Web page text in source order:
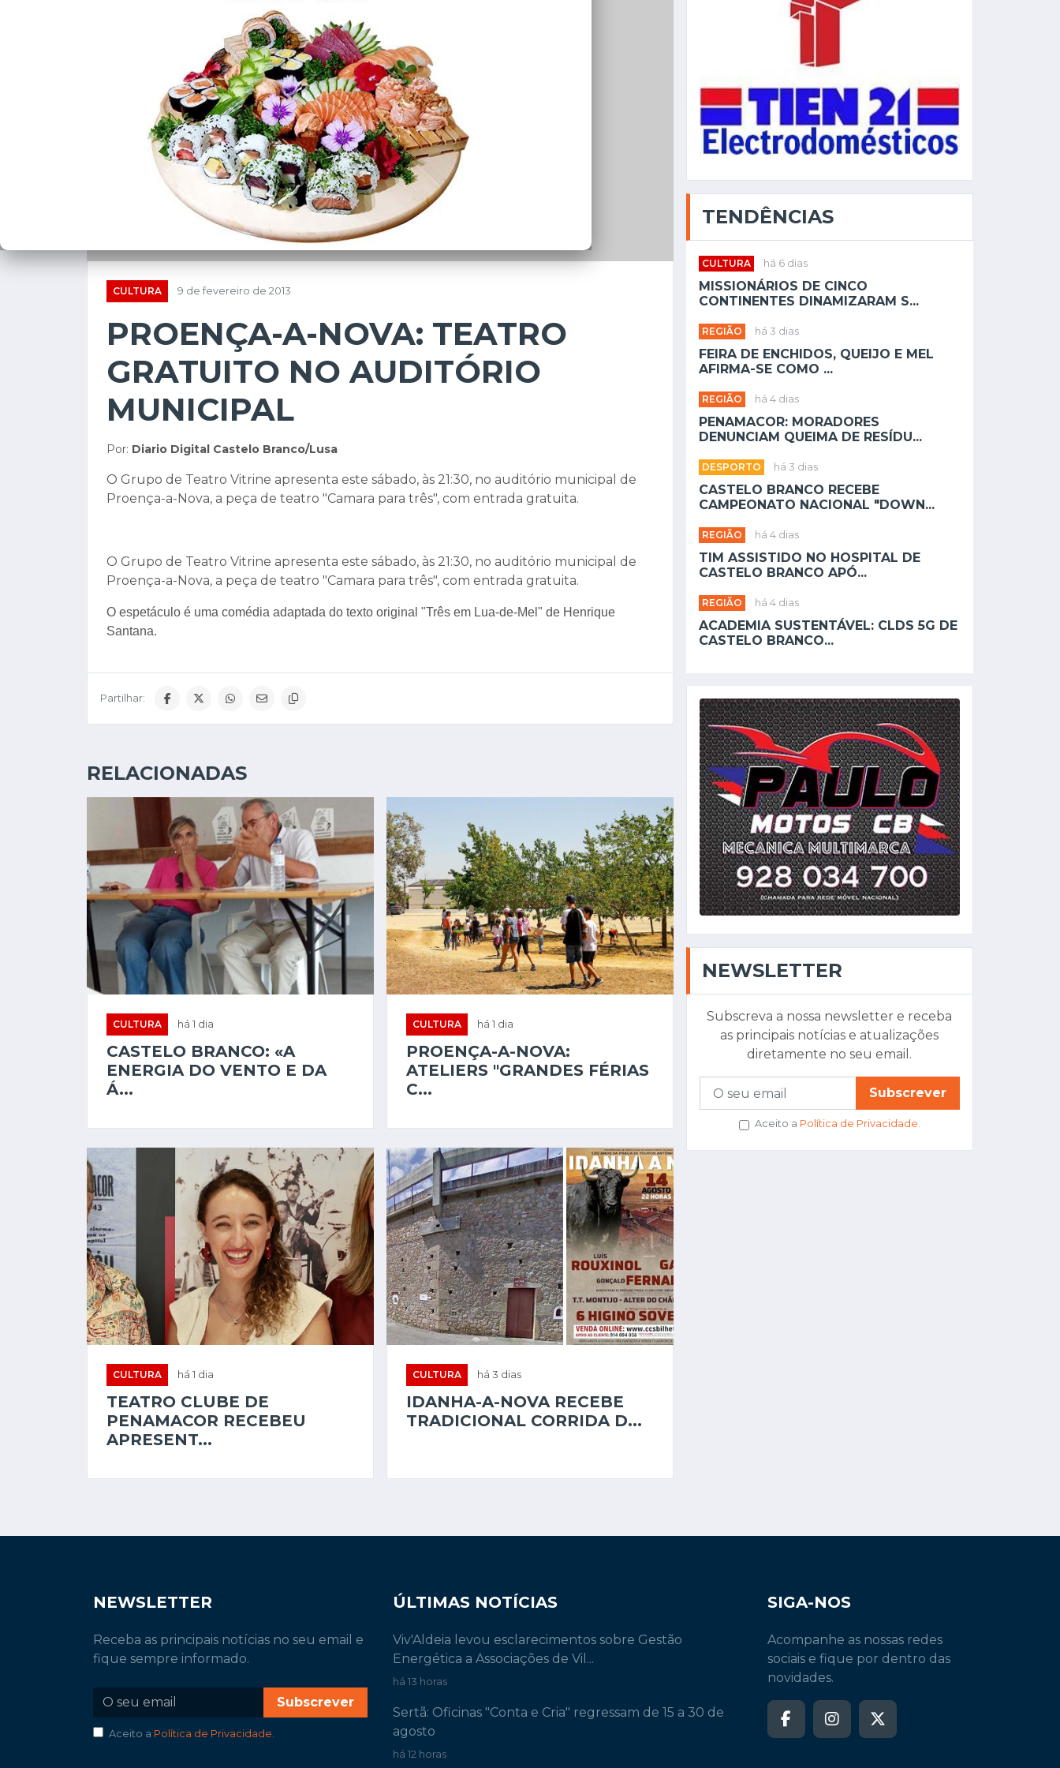
CULTURA 9 de fevereiro de 2013
PROENÇA-A-NOVA: TEATRO
GRATUITO NO AUDITÓRIO
MUNICIPAL
Por: Diario Digital Castelo Branco/Lusa
O Grupo de Teatro Vitrine apresenta este sábado, às 21:30, no auditório municipal de
Proença-a-Nova, a peça de teatro "Camara para três", com entrada gratuita.
O Grupo de Teatro Vitrine apresenta este sábado, às 21:30, no auditório municipal de
Proença-a-Nova, a peça de teatro "Camara para três", com entrada gratuita.
O espetáculo é uma comédia adaptada do texto original "Três em Lua-de-Mel" de Henrique
Santana.
Partilhar:
RELACIONADAS
CULTURA há 1 dia
CASTELO BRANCO: «A
ENERGIA DO VENTO E DA
Á...
CULTURA há 1 dia
PROENÇA-A-NOVA:
ATELIERS "GRANDES FÉRIAS
C...
CULTURA há 1 dia
TEATRO CLUBE DE
PENAMACOR RECEBEU
APRESENT...
CULTURA há 3 dias
IDANHA-A-NOVA RECEBE
TRADICIONAL CORRIDA D...
TENDÊNCIAS
CULTURA há 6 dias
MISSIONÁRIOS DE CINCO
CONTINENTES DINAMIZARAM S...
REGIÃO há 3 dias
FEIRA DE ENCHIDOS, QUEIJO E MEL
AFIRMA-SE COMO ...
REGIÃO há 4 dias
PENAMACOR: MORADORES
DENUNCIAM QUEIMA DE RESÍDU...
DESPORTO há 3 dias
CASTELO BRANCO RECEBE
CAMPEONATO NACIONAL "DOWN...
REGIÃO há 4 dias
TIM ASSISTIDO NO HOSPITAL DE
CASTELO BRANCO APÓ...
REGIÃO há 4 dias
ACADEMIA SUSTENTÁVEL: CLDS 5G DE
CASTELO BRANCO...
NEWSLETTER
Subscreva a nossa newsletter e receba
as principais notícias e atualizações
diretamente no seu email.
Subscrever
Aceito a Política de Privacidade.
NEWSLETTER
Receba as principais notícias no seu email e
fique sempre informado.
Subscrever
Aceito a Política de Privacidade
ÚLTIMAS NOTÍCIAS
Viv'Aldeia levou esclarecimentos sobre Gestão
Energética a Associações de Vil...
há 13 horas
Sertã: Oficinas "Conta e Cria" regressam de 15 a 30 de
agosto
há 12 horas
SIGA-NOS
Acompanhe as nossas redes
sociais e fique por dentro das
novidades.